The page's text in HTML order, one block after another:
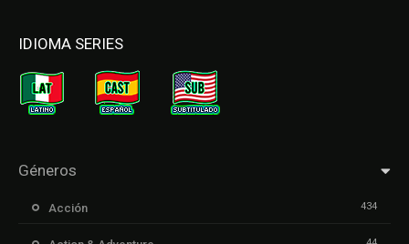
IDIOMA SERIES
Géneros
Acción 434